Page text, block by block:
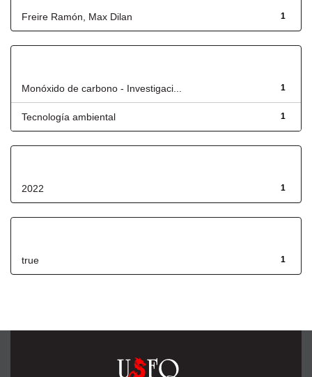
1
Freire Ramón, Max Dilan
1
Monóxido de carbono - Investigaci...
1
Tecnología ambiental
1
2022
1
true